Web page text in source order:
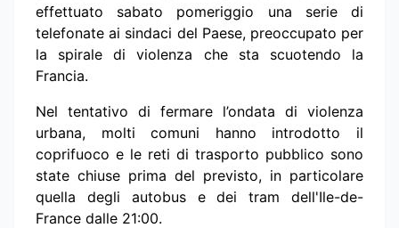
effettuato sabato pomeriggio una serie di
telefonate ai sindaci del Paese, preoccupato per
la spirale di violenza che sta scuotendo la
Francia.
Nel tentativo di fermare l’ondata di violenza
urbana, molti comuni hanno introdotto il
coprifuoco e le reti di trasporto pubblico sono
state chiuse prima del previsto, in particolare
quella degli autobus e dei tram dell'Ile-de-
France dalle 21:00.